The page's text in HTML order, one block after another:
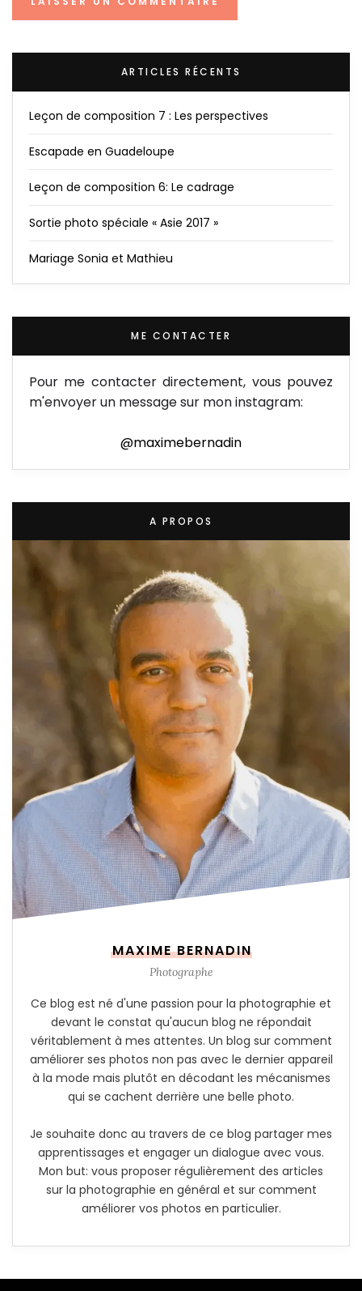
ARTICLES RÉCENTS
Leçon de composition 7 : Les perspectives
Escapade en Guadeloupe
Leçon de composition 6: Le cadrage
Sortie photo spéciale « Asie 2017 »
Mariage Sonia et Mathieu
ME CONTACTER
Pour me contacter directement, vous pouvez
m'envoyer un message sur mon instagram:
@maximebernadin
A PROPOS
MAXIME BERNADIN
Photographe
Ce blog est né d'une passion pour la photographie et
devant le constat qu'aucun blog ne répondait
véritablement à mes attentes. Un blog sur comment
améliorer ses photos non pas avec le dernier appareil
à la mode mais plutôt en décodant les mécanismes
qui se cachent derrière une belle photo.
Je souhaite donc au travers de ce blog partager mes
apprentissages et engager un dialogue avec vous.
Mon but: vous proposer régulièrement des articles
sur la photographie en général et sur comment
améliorer vos photos en particulier.